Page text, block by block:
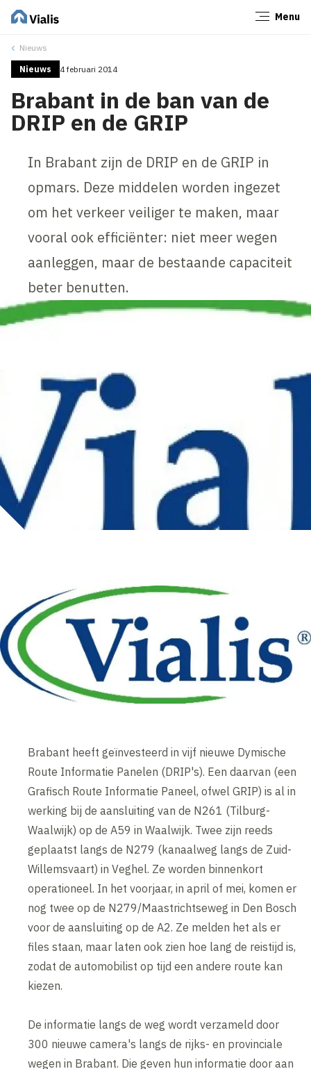
Menu
Nieuws
Nieuws 4 februari 2014
Brabant in de ban van de
DRIP en de GRIP
In Brabant zijn de DRIP en de GRIP in
opmars. Deze middelen worden ingezet
om het verkeer veiliger te maken, maar
vooral ook efficiënter: niet meer wegen
aanleggen, maar de bestaande capaciteit
beter benutten.
Brabant heeft geïnvesteerd in vijf nieuwe Dymische
Route Informatie Panelen (DRIP's). Een daarvan (een
Grafisch Route Informatie Paneel, ofwel GRIP) is al in
werking bij de aansluiting van de N261 (Tilburg-
Waalwijk) op de A59 in Waalwijk. Twee zijn reeds
geplaatst langs de N279 (kanaalweg langs de Zuid-
Willemsvaart) in Veghel. Ze worden binnenkort
operationeel. In het voorjaar, in april of mei, komen er
nog twee op de N279/Maastrichtseweg in Den Bosch
voor de aansluiting op de A2. Ze melden het als er
files staan, maar laten ook zien hoe lang de reistijd is,
zodat de automobilist op tijd een andere route kan
kiezen.
De informatie langs de weg wordt verzameld door
300 nieuwe camera's langs de rijks- en provinciale
wegen in Brabant. Die geven hun informatie door aan
Sluiten